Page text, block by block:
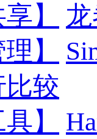
】
】
比较
】